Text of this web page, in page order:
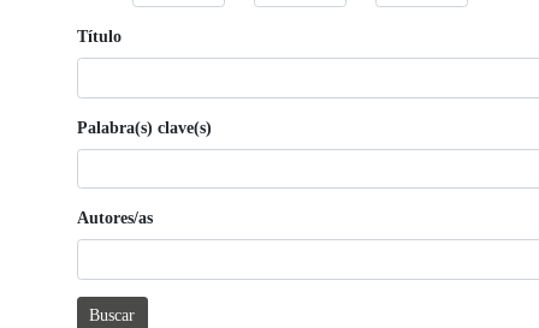
Título
Palabra(s) clave(s)
Autores/as
Buscar